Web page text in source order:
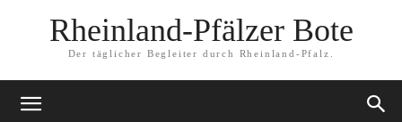
Rheinland-Pfälzer Bote
Der täglicher Begleiter durch Rheinland-Pfalz.